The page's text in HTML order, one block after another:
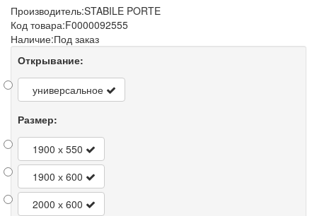
Производитель:STABILE PORTE
Код товара:F0000092555
Наличие:Под заказ
Открывание:
универсальное
Размер:
1900 х 550
1900 х 600
2000 х 600